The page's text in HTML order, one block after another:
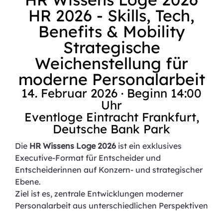
HR 2026 - Skills, Tech,
Benefits & Mobility
Strategische
Weichenstellung für
moderne Personalarbeit
14. Februar 2026 · Beginn 14:00
Uhr
Eventloge Eintracht Frankfurt,
Deutsche Bank Park
Die HR Wissens Loge 2026 ist ein exklusives
Executive-Format für Entscheider und
Entscheiderinnen auf Konzern- und strategischer
Ebene.
Ziel ist es, zentrale Entwicklungen moderner
Personalarbeit aus unterschiedlichen Perspektiven